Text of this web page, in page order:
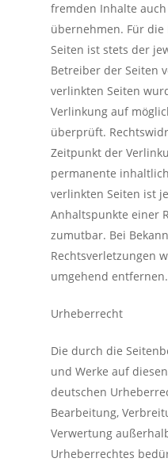
fremden Inhalte
übernehmen. Für
Seiten ist stets der
Betreiber der Seiten
verlinkten Seiten
Verlinkung auf
überprüft.
Zeitpunkt der
permanente
verlinkten Seiten ist
Anhaltspunkte einer
zumutbar. Bei
Rechtsverletzungen
umgehend entfernen.
Urheberrecht
Die durch die
und Werke auf
deutschen
Bearbeitung,
Verwertung
Urheberrechtes